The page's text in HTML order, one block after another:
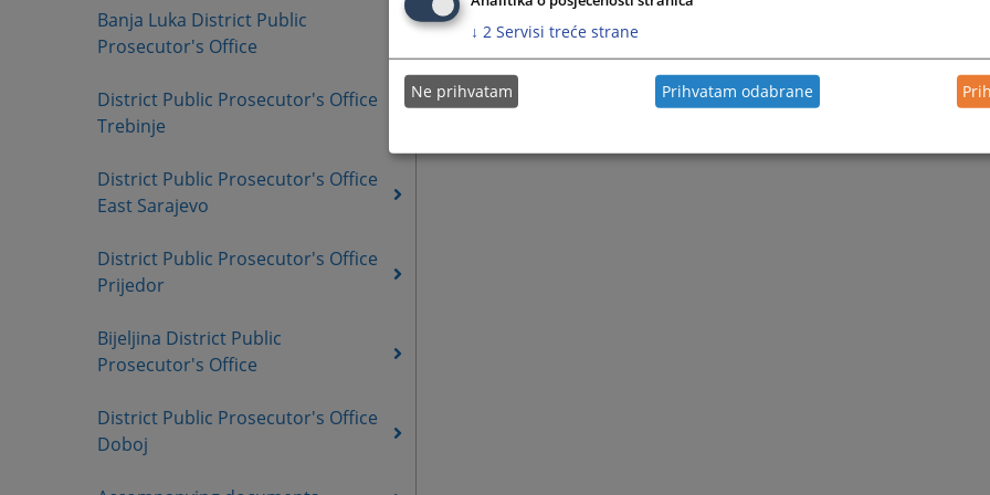
Banja Luka District Public
Prosecutor's Office
District Public Prosecutor's Office
Trebinje
District Public Prosecutor's Office
East Sarajevo
District Public Prosecutor's Office
Prijedor
Bijeljina District Public
Prosecutor's Office
District Public Prosecutor's Office
Doboj
↓ 2 Servisi treće strane
Ne prihvatam Prihvatam odabrane